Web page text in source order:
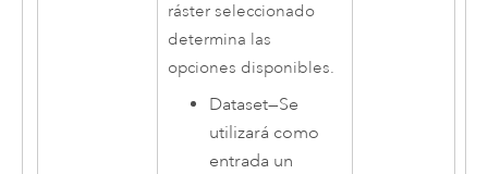
ráster seleccionado
determina las
opciones disponibles.
Dataset—Se
utilizará como
entrada un